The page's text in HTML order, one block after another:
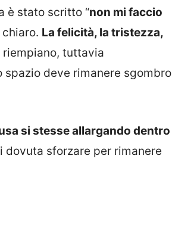
è stato scritto “non mi faccio
La felicità, la tristezza,
tuttavia
deve rimanere sgombro
si stesse allargando dentro
dovuta sforzare per rimanere